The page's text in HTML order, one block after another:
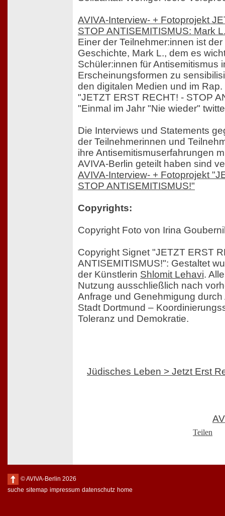
AVIVA-Interview- + Fotoprojekt
STOP ANTISEMITISMUS: Mark
Einer der Teilnehmer:innen ist
Geschichte, Mark L., dem es
Schüler:innen für Antisemitismus
Erscheinungsformen zu
den digitalen Medien und im
"JETZT ERST RECHT! - STOP
"Einmal im Jahr "Nie wieder"
Die Interviews und Statements
der Teilnehmerinnen und
ihre Antisemitismuserfahrungen
AVIVA-Berlin geteilt haben sind
AVIVA-Interview- + Fotoprojekt
STOP ANTISEMITISMUS!"
Copyrights:
Copyright Foto von Irina
Copyright Signet "JETZT ERST
ANTISEMITISMUS!": Gestaltet
der Künstlerin Shlomit Lehavi.
Nutzung ausschließlich nach
Anfrage und Genehmigung durch
Stadt Dortmund –
Toleranz und Demokratie.
Jüdisches Leben > Jetzt Erst
Teilen
© AVIVA-Berlin 2026
suche sitemap impressum datenschutz home